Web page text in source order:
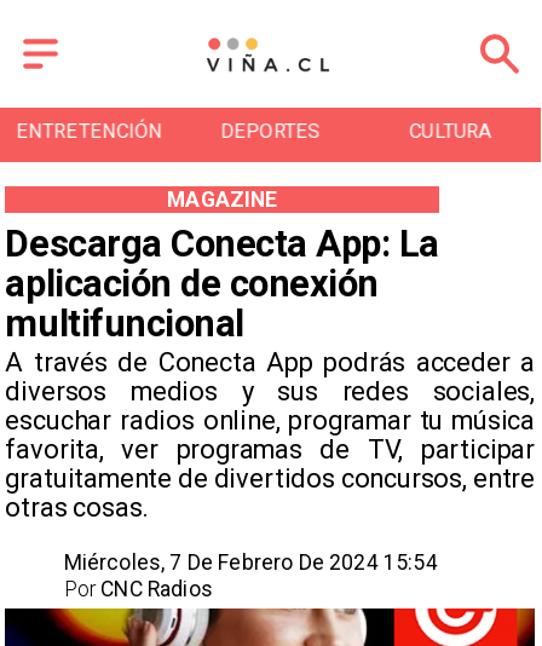
ENTRETENCIÓN DEPORTES CULTURA
Descarga Conecta App: La
aplicación de conexión
multifuncional
​A través de Conecta App podrás acceder a
diversos medios y sus redes sociales,
escuchar radios online, programar tu música
favorita, ver programas de TV, participar
gratuitamente de divertidos concursos, entre
otras cosas.
MAGAZINE
Miércoles, 7 De Febrero De 2024 15:54
CNC Radios
Por